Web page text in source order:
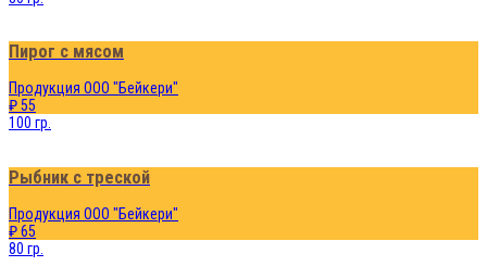
Пирог с мясом
Продукция ООО "Бейкери"
₽ 55
100 гр.
Рыбник с треской
Продукция ООО "Бейкери"
₽ 65
80 гр.